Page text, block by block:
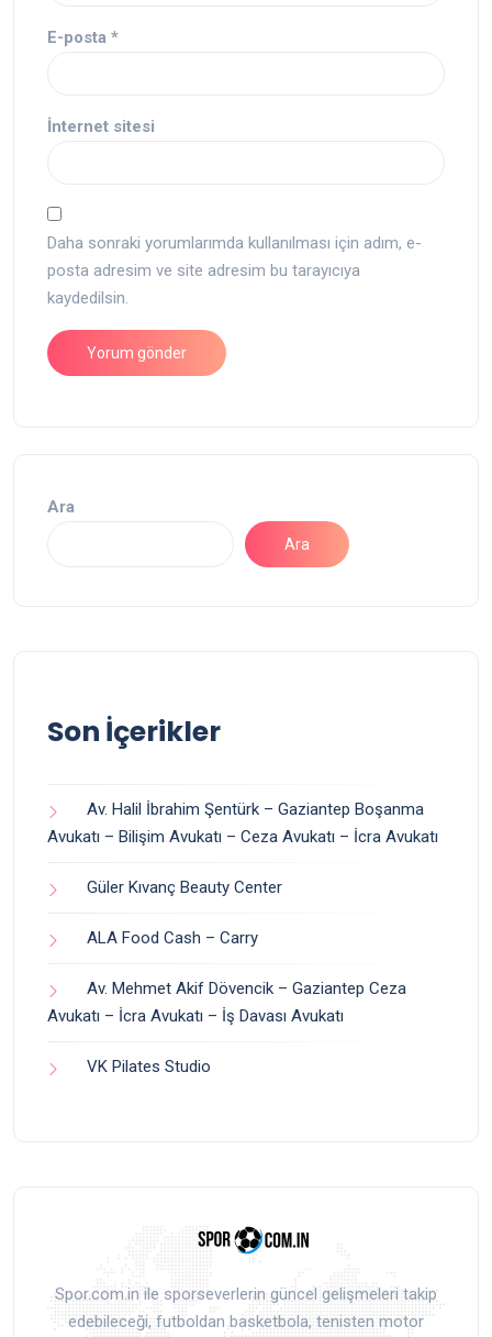
E-posta *
İnternet sitesi
Daha sonraki yorumlarımda kullanılması için adım, e-
posta adresim ve site adresim bu tarayıcıya
kaydedilsin.
Ara
Ara
Son İçerikler
Av. Halil İbrahim Şentürk – Gaziantep Boşanma
Avukatı – Bilişim Avukatı – Ceza Avukatı – İcra Avukatı
Güler Kıvanç Beauty Center
ALA Food Cash – Carry
Av. Mehmet Akif Dövencik – Gaziantep Ceza
Avukatı – İcra Avukatı – İş Davası Avukatı
VK Pilates Studio
Spor.com.in ile sporseverlerin güncel gelişmeleri takip
edebileceği, futboldan basketbola, tenisten motor